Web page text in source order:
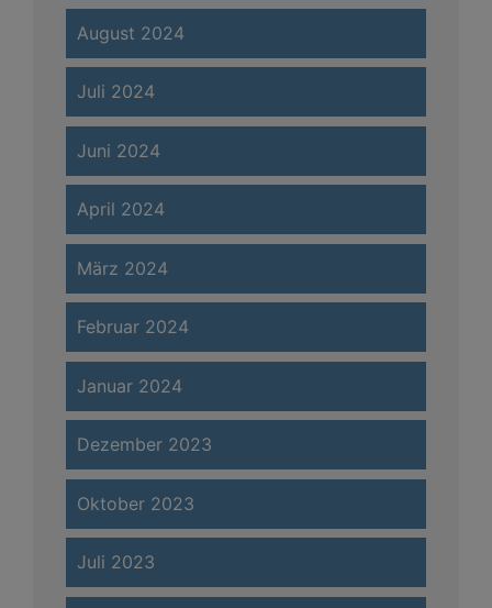
August 2024
Juli 2024
Juni 2024
April 2024
März 2024
Februar 2024
Januar 2024
Dezember 2023
Oktober 2023
Juli 2023